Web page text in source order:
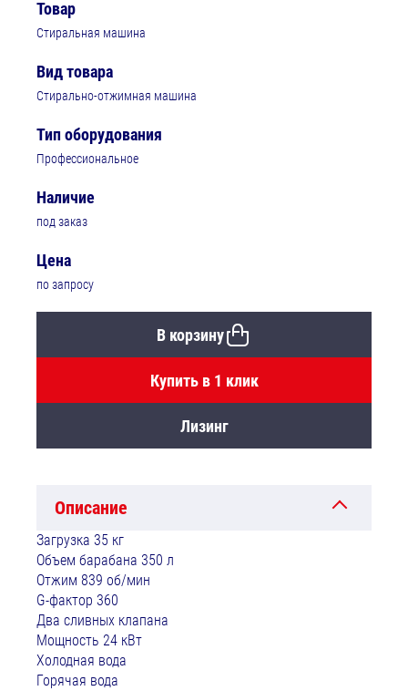
Товар
Стиральная машина
Вид товара
Стирально-отжимная машина
Тип оборудования
Профессиональное
Наличие
под заказ
Цена
по запросу
В корзину
Купить в 1 клик
Лизинг
Описание
Загрузка 35 кг
Объем барабана 350 л
Отжим 839 об/мин
G-фактор 360
Два сливных клапана
Мощность 24 кВт
Холодная вода
Горячая вода